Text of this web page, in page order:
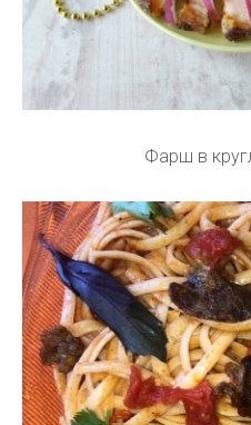
Фарш в